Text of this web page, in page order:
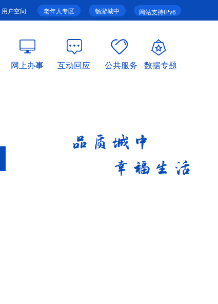
网站支持IPv6
畅游城中
老年人专区
用户空间
网上办事 互动回应 公共服务 数据专题